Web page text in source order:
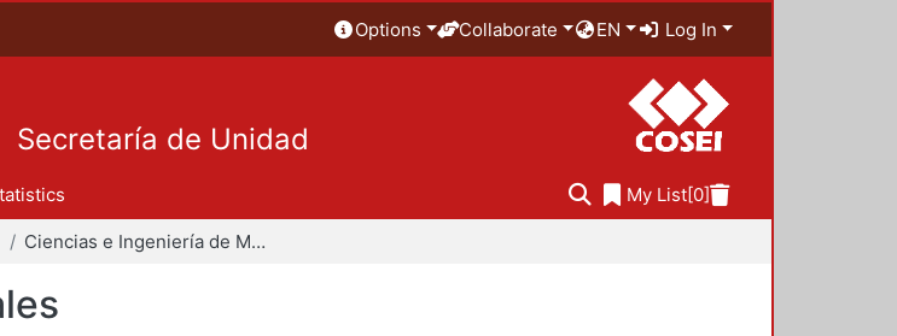
Options Collaborate EN Log In
Secretaría de Unidad
My List[0]
Ciencias e Ingeniería de Materiales